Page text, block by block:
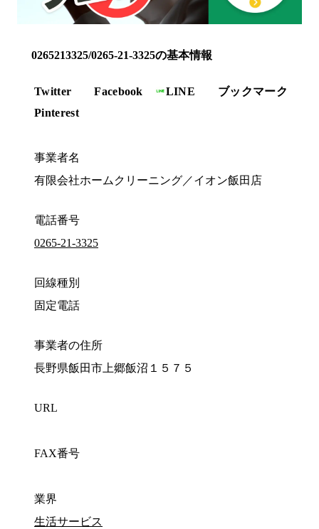
0265213325/0265-21-3325の基本情報
Twitter Facebook LINE
ブックマーク
Pinterest
事業者名
有限会社ホームクリーニング／イオン飯田店
電話番号
0265-21-3325
回線種別
固定電話
事業者の住所
長野県飯田市上郷飯沼１５７５
URL
FAX番号
業界
生活サービス